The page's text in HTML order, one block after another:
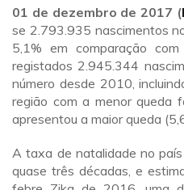
01 de dezembro de 2017 (
se 2.793.935 nascimentos
5,1% em comparação
registados 2.945.344
número desde 2010,
região com a menor queda
apresentou a maior queda
A taxa de natalidade no
quase três décadas, e